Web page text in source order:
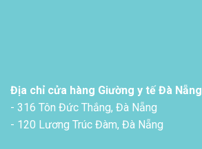
Địa chỉ cửa hàng Giường y tế Đà Nẵng
- 316 Tôn Đức Thắng, Đà Nẵng
- 120 Lương Trúc Đàm, Đà Nẵng